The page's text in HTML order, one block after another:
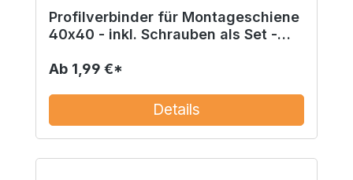
Profilverbinder für Montageschiene
40x40 - inkl. Schrauben als Set -
Ab 1,99 €*
Details